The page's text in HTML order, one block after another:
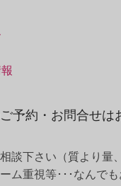
予約・お問合せは
談下さい（質より量
ム重視等･･･なんでも